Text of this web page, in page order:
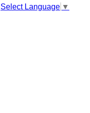
Select Language ▼